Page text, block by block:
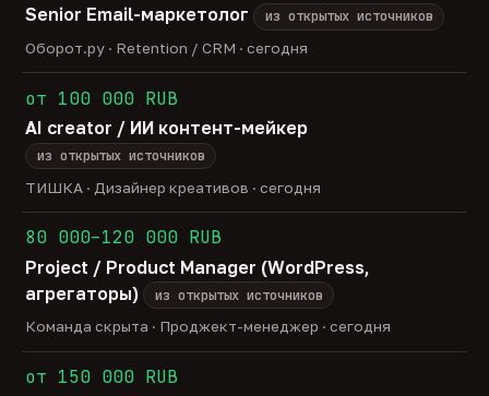
Senior Email-маркетолог
из открытых источников
Оборот.ру · Retention / CRM · сегодня
от 100 000 RUB
AI creator / ИИ контент-мейкер
из открытых источников
ТИШКА · Дизайнер креативов · сегодня
80 000–120 000 RUB
Project / Product Manager (WordPress,
агрегаторы)
из открытых источников
Команда скрыта · Проджект-менеджер · сегодня
от 150 000 RUB